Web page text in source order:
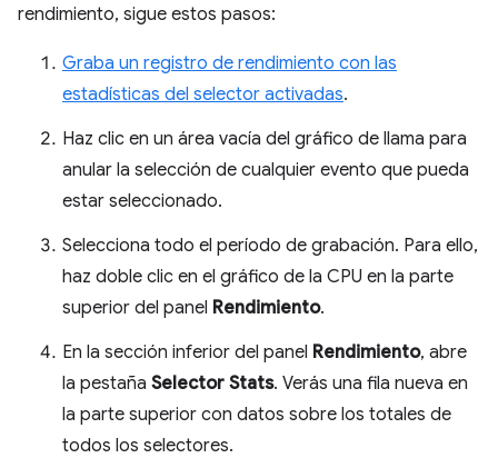
rendimiento, sigue estos pasos:
Graba un registro de rendimiento con las
estadísticas del selector activadas.
Haz clic en un área vacía del gráfico de llama para
anular la selección de cualquier evento que pueda
estar seleccionado.
Selecciona todo el período de grabación. Para ello,
haz doble clic en el gráfico de la CPU en la parte
superior del panel Rendimiento.
En la sección inferior del panel Rendimiento, abre
la pestaña Selector Stats. Verás una fila nueva en
la parte superior con datos sobre los totales de
todos los selectores.